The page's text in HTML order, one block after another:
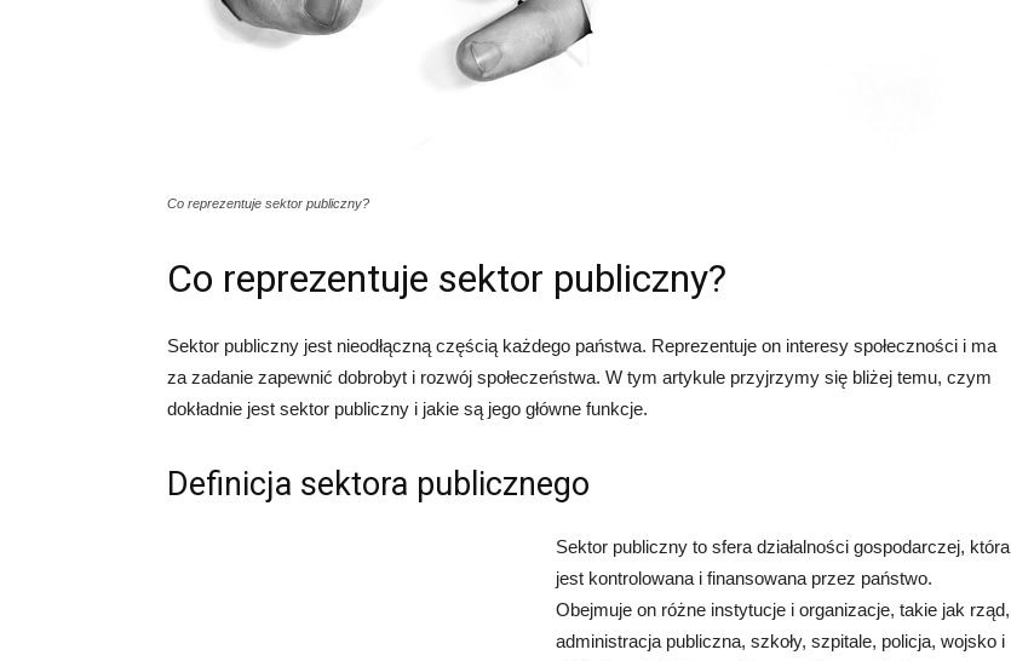
Co reprezentuje sektor publiczny?
Co reprezentuje sektor publiczny?
Sektor publiczny jest nieodłączną częścią każdego państwa. Reprezentuje on interesy społeczności i ma
za zadanie zapewnić dobrobyt i rozwój społeczeństwa. W tym artykule przyjrzymy się bliżej temu, czym
dokładnie jest sektor publiczny i jakie są jego główne funkcje.
Definicja sektora publicznego
Sektor publiczny to sfera działalności gospodarczej, która
jest kontrolowana i finansowana przez państwo.
Obejmuje on różne instytucje i organizacje, takie jak rząd,
administracja publiczna, szkoły, szpitale, policja, wojsko i